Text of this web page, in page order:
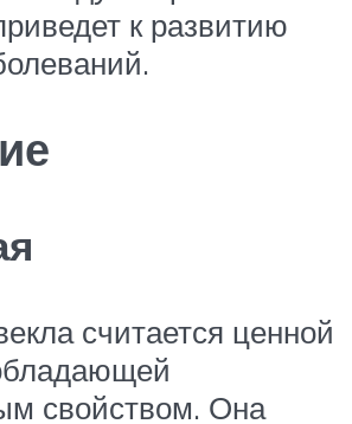
к развитию
считается ценной
свойством. Она